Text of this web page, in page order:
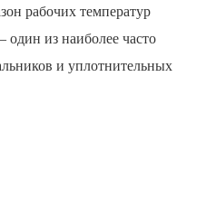
рабочих температур
из наиболее часто
и уплотнительных